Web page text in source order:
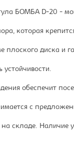
БОМБА D-20 -
которая
плоского диска и
устойчивости.
обеспечит
с
складе. Наличие